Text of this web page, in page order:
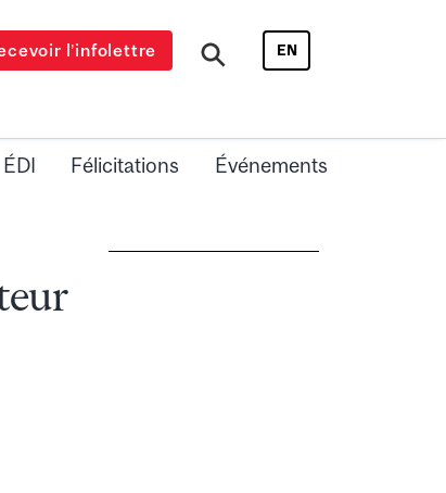
l’infolettre EN
ÉDI Félicitations Événements